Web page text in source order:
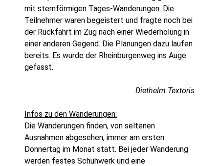
mit sternförmigen Tages-Wanderungen. Die
Teilnehmer waren begeistert und fragte noch bei
der Rückfahrt im Zug nach einer Wiederholung in
einer anderen Gegend. Die Planungen dazu laufen
bereits. Es wurde der Rheinburgenweg ins Auge
gefasst.
Diethelm Textoris
Infos zu den Wanderungen:
Die Wanderungen finden, von seltenen
Ausnahmen abgesehen, immer am ersten
Donnertag im Monat statt. Bei jeder Wanderung
werden festes Schuhwerk und eine